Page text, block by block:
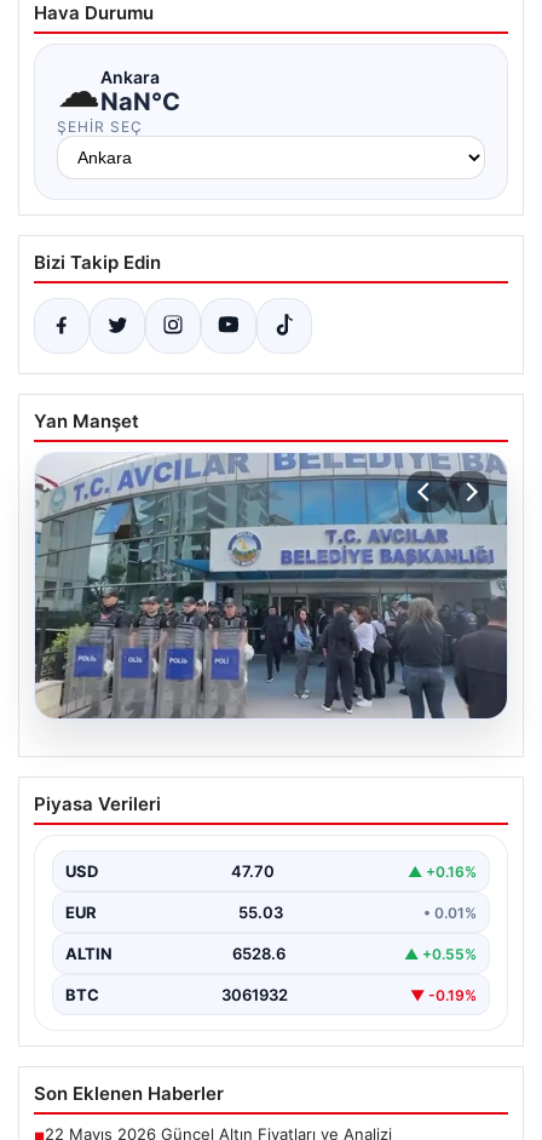
Hava Durumu
☁Ankara
NaN°C
ŞEHIR SEÇ
Bizi Takip Edin
Yan Manşet
05.08.2026
Avcılar Belediyesi’ne operasyon. 12
şüpheli gözaltına alındı
Piyasa Verileri
USD 47.70 ▲ +0.16%
EUR 55.03 • 0.01%
ALTIN 6528.6 ▲ +0.55%
BTC 3061932 ▼ -0.19%
Son Eklenen Haberler
■22 Mayıs 2026 Güncel Altın Fiyatları ve Analizi